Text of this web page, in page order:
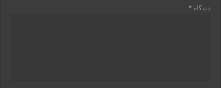
دیدگاه*